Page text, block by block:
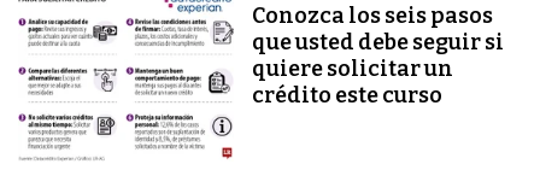
Conozca los seis pasos
que usted debe seguir si
quiere solicitar un
crédito este curso